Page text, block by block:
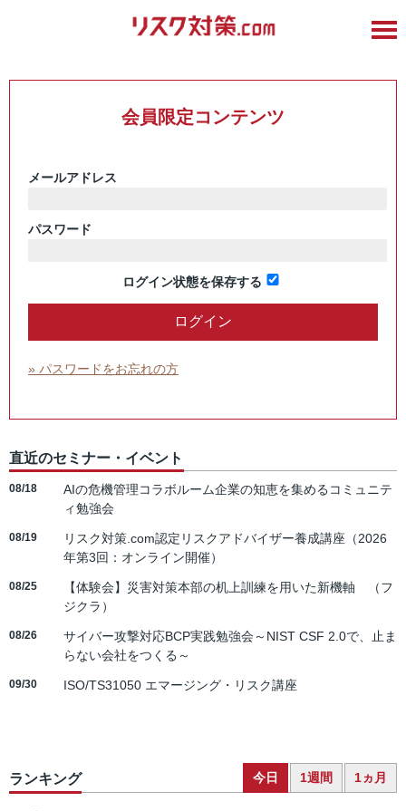
会員限定コンテンツ
メールアドレス
パスワード
ログイン状態を保存する
» パスワードをお忘れの方
直近のセミナー・イベント
08/18
AIの危機管理コラボルーム企業の知恵を集めるコミュニテ
ィ勉強会
08/19
リスク対策.com認定リスクアドバイザー養成講座（2026
年第3回：オンライン開催）
08/25
【体験会】災害対策本部の机上訓練を用いた新機軸 （フ
ジクラ）
08/26
サイバー攻撃対応BCP実践勉強会～NIST CSF 2.0で、止ま
らない会社をつくる～
09/30 ISO/TS31050 エマージング・リスク講座
ランキング 今日 1週間 1ヵ月